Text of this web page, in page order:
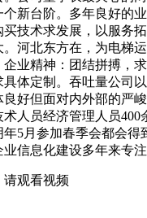
新台阶。多年良好的
技术求发展，以服务
河北东方在，为电梯
业精神：团结拼搏，
体定制。吞吐量公司
好但面对内外部的严
人员经济管理人员
5月参加春季会都会
信息化建设多年来专
请观看视频